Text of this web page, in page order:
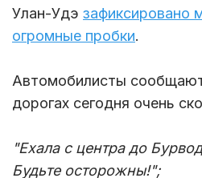
Улан-Удэ зафиксировано
огромные пробки.
Автомобилисты
дорогах сегодня очень
"Ехала с центра до
Будьте осторожны!";